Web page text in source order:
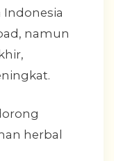
namun
herbal